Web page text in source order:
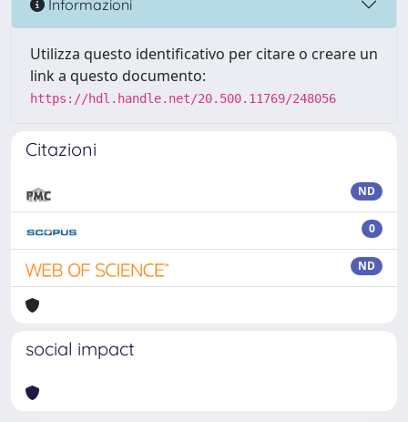
Informazioni
Utilizza questo identificativo per citare o creare un
link a questo documento:
https://hdl.handle.net/20.500.11769/248056
Citazioni
ND
0
ND
social impact